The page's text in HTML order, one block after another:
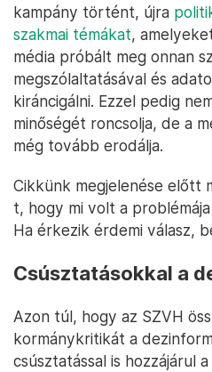
kampány történt, újra
szakmai témákat,
média próbált meg onnan
megszólaltatásával és
kiráncigálni. Ezzel pedig
minőségét roncsolja, de a
még tovább erodálja.
Cikkünk megjelenése előtt
t, hogy mi volt a
Ha érkezik érdemi válasz,
Csúsztatásokkal a
Azon túl, hogy az SZVH
kormánykritikát a
csúsztatással is hozzájárul